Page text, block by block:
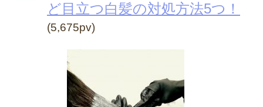
ど目立つ白髪の対処方法5つ！
(5,675pv)